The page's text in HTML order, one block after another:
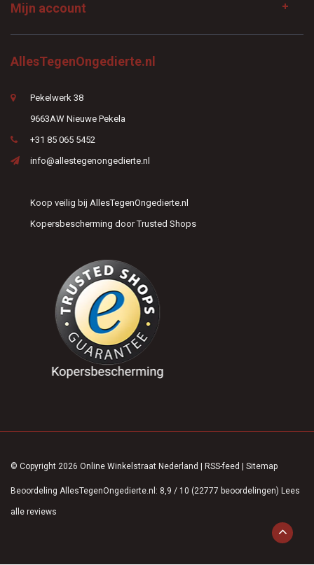
Mijn account
AllesTegenOngedierte.nl
Pekelwerk 38
9663AW Nieuwe Pekela
+31 85 065 5452
info@allestegenongedierte.nl
Koop veilig bij AllesTegenOngedierte.nl
Kopersbescherming door Trusted Shops
© Copyright 2026 Online Winkelstraat Nederland | RSS-feed | Sitemap
Beoordeling AllesTegenOngedierte.nl : 8,9 / 10 (22777 beoordelingen) Lees
alle reviews